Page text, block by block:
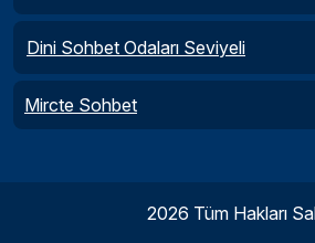
Dini Sohbet Odaları Seviyeli
Mircte Sohbet
2026 Tüm Hakları